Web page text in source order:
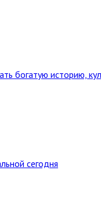
богатую историю,
сегодня